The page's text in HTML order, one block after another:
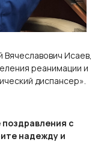
Исаев,
реанимации и
диспансер».
с
надежду и